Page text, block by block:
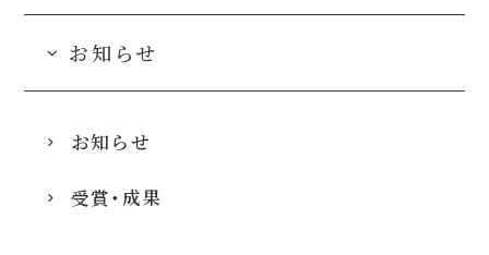
お知らせ
お知らせ
受賞・成果